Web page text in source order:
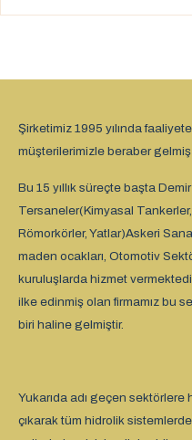
Şirketimiz 1995 yılında
müşterilerimizle beraber gelmiş
Bu 15 yıllık süreçte başta
Tersaneler(Kimyasal
Römorkörler, Yatlar)Askeri
maden ocakları, Otomotiv
kuruluşlarda hizmet
ilke edinmiş olan firmamız bu
biri haline gelmiştir.
Yukarıda adı geçen
çıkarak tüm hidrolik